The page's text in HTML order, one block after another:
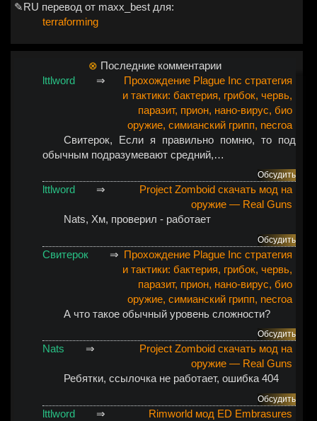
✎RU перевод от maxx_best для:
terraforming
⊗ Последние комментарии
lttlword
⇒
Прохождение Plague Inc стратегия
и тактики: бактерия, грибок, червь,
паразит, прион, нано-вирус, био
оружие, симианский грипп, necroa
Свитерок, Если я правильно помню, то под
обычным подразумевают средний,…
Обсудить
lttlword ⇒
Project Zomboid скачать мод на
оружие — Real Guns
Nats, Хм, проверил - работает
Обсудить
Свитерок ⇒ Прохождение Plague Inc стратегия
и тактики: бактерия, грибок, червь,
паразит, прион, нано-вирус, био
оружие, симианский грипп, necroa
А что такое обычный уровень сложности?
Обсудить
Nats ⇒
Project Zomboid скачать мод на
оружие — Real Guns
Ребятки, ссылочка не работает, ошибка 404
Обсудить
lttlword ⇒
Rimworld мод ED Embrasures